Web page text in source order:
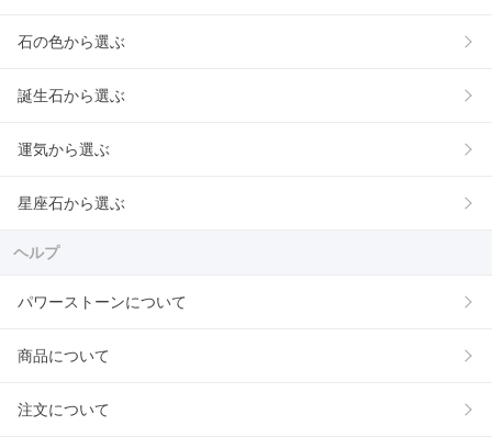
石の色から選ぶ
誕生石から選ぶ
運気から選ぶ
星座石から選ぶ
ヘルプ
パワーストーンについて
商品について
注文について